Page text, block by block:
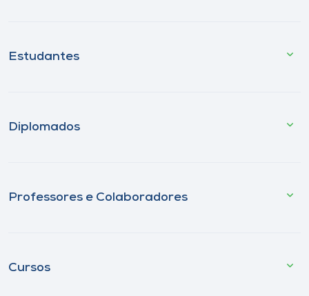
Estudantes
Diplomados
Professores e Colaboradores
Cursos